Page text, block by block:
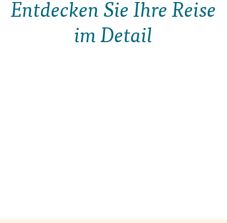
Entdecken Sie Ihre Reise
im Detail